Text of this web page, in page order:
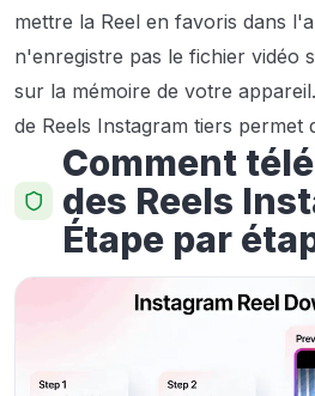
mettre la Reel en favoris dans
n'enregistre pas le fichier vidéo
sur la mémoire de votre
de Reels Instagram tiers permet
Comment
des Reels
Étape par